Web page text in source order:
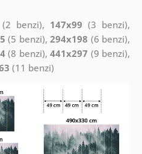
(2 benzi), 147x99 (3 benzi),
(5 benzi),294x198 (6 benzi),
(8 benzi),441x297 (9 benzi),
(11 benzi)